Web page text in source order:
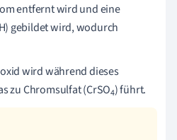
entfernt wird und eine
gebildet wird, wodurch
wird während dieses
zu Chromsulfat (CrSO4) führt.